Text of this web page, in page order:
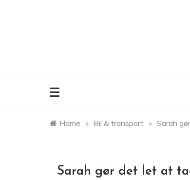
Home » Bil & transport » Sarah
Sarah gør det let at